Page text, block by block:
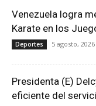
Venezuela logra
Karate en los
Deportes 5 agosto, 2026
Presidenta (E)
eficiente del